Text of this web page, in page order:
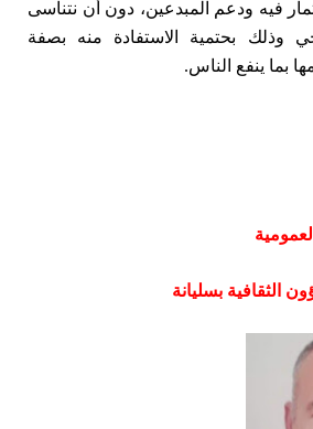
فيه ودعم المبدعين، دون أن نتناسى
وذلك بحتمية الاستفادة منه بصفة
بما ينفع الناس.
الثقافية بسليانة